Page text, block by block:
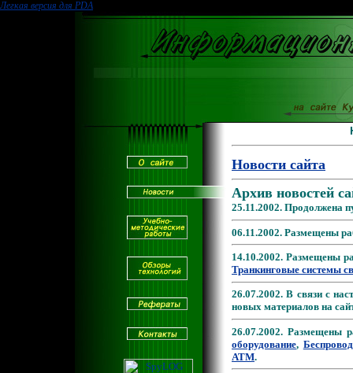
Легкая версия для PDA
Новости сайта
Архив новостей
25.11.2002. Продолжена
06.11.2002. Размещены
14.10.2002. Размещены
Транкинговые системы
26.07.2002. В связи с
новых материалов на
26.07.2002. Размещены
оборудование,
АТМ.